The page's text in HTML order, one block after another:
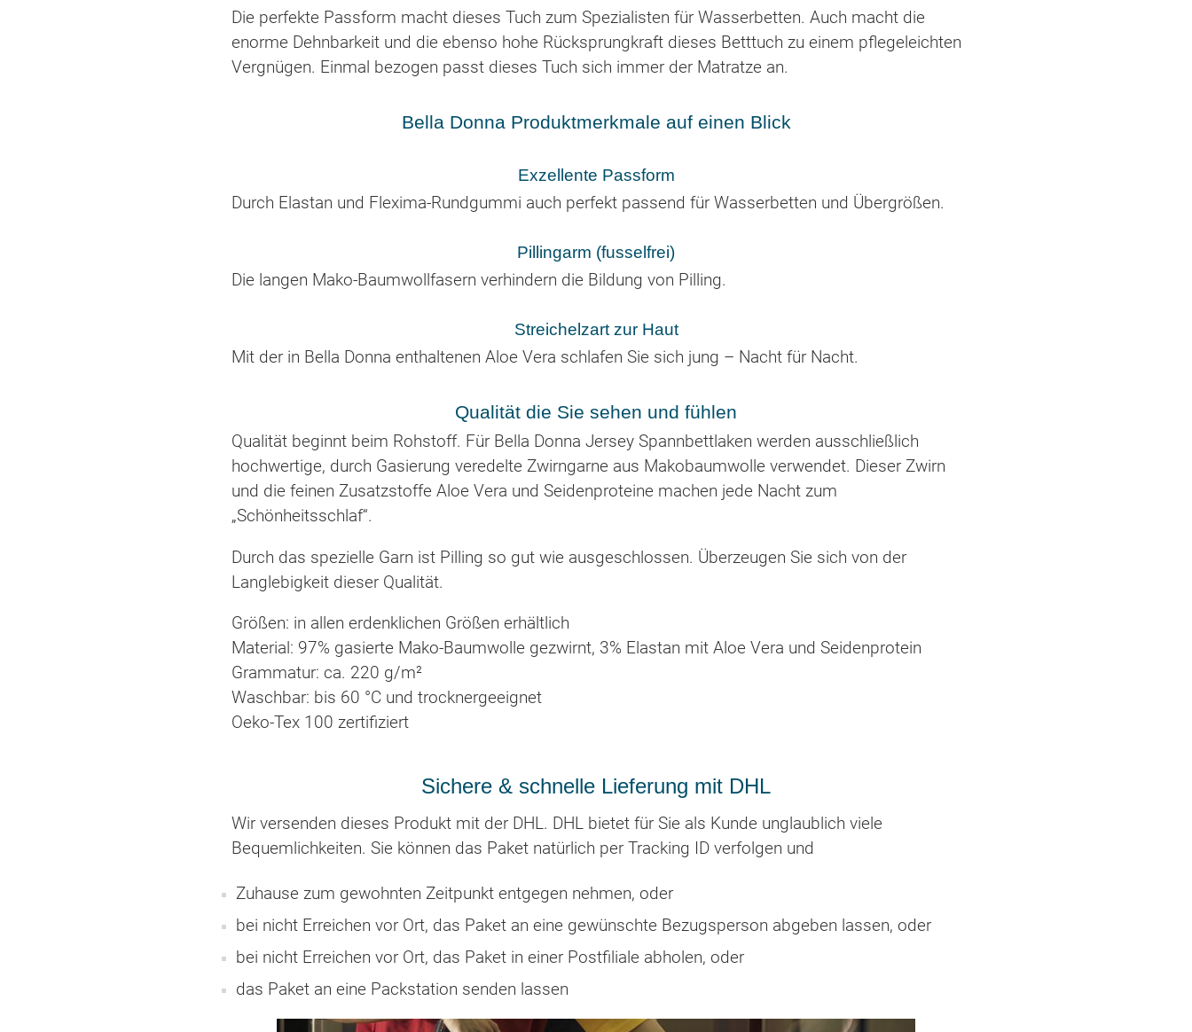
Die perfekte Passform macht dieses Tuch zum Spezialisten für Wasserbetten. Auch macht die
enorme Dehnbarkeit und die ebenso hohe Rücksprungkraft dieses Betttuch zu einem pflegeleichten
Vergnügen. Einmal bezogen passt dieses Tuch sich immer der Matratze an.
Bella Donna Produktmerkmale auf einen Blick
Exzellente Passform
Durch Elastan und Flexima-Rundgummi auch perfekt passend für Wasserbetten und Übergrößen.
Pillingarm (fusselfrei)
Die langen Mako-Baumwollfasern verhindern die Bildung von Pilling.
Streichelzart zur Haut
Mit der in Bella Donna enthaltenen Aloe Vera schlafen Sie sich jung – Nacht für Nacht.
Qualität die Sie sehen und fühlen
Qualität beginnt beim Rohstoff. Für Bella Donna Jersey Spannbettlaken werden ausschließlich
hochwertige, durch Gasierung veredelte Zwirngarne aus Makobaumwolle verwendet. Dieser Zwirn
und die feinen Zusatzstoffe Aloe Vera und Seidenproteine machen jede Nacht zum
„Schönheitsschlaf“.
Durch das spezielle Garn ist Pilling so gut wie ausgeschlossen. Überzeugen Sie sich von der
Langlebigkeit dieser Qualität.
Größen: in allen erdenklichen Größen erhältlich
Material: 97% gasierte Mako-Baumwolle gezwirnt, 3% Elastan mit Aloe Vera und Seidenprotein
Grammatur: ca. 220 g/m²
Waschbar: bis 60 °C und trocknergeeignet
Oeko-Tex 100 zertifiziert
Sichere & schnelle Lieferung mit DHL
Wir versenden dieses Produkt mit der DHL. DHL bietet für Sie als Kunde unglaublich viele
Bequemlichkeiten. Sie können das Paket natürlich per Tracking ID verfolgen und
Zuhause zum gewohnten Zeitpunkt entgegen nehmen, oder
bei nicht Erreichen vor Ort, das Paket an eine gewünschte Bezugsperson abgeben lassen, oder
bei nicht Erreichen vor Ort, das Paket in einer Postfiliale abholen, oder
das Paket an eine Packstation senden lassen